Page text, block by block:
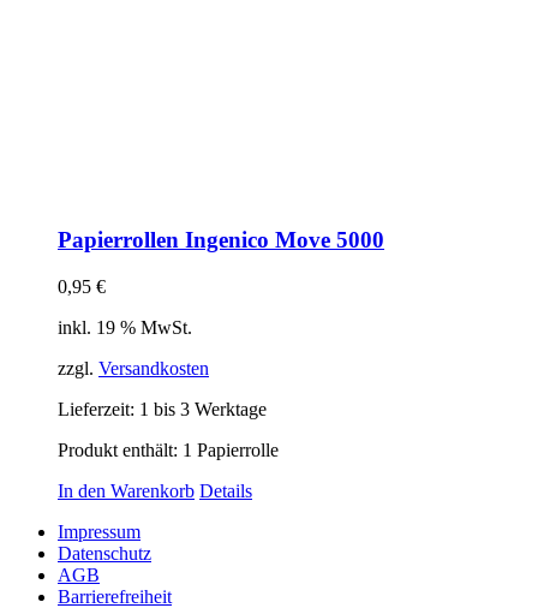
Papierrollen Ingenico Move 5000
0,95 €
inkl. 19 % MwSt.
zzgl. Versandkosten
Lieferzeit: 1 bis 3 Werktage
Produkt enthält: 1 Papierrolle
In den Warenkorb Details
Impressum
Datenschutz
AGB
Barrierefreiheit